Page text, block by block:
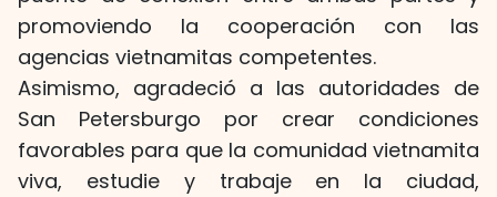
promoviendo la cooperación con las
agencias vietnamitas competentes.
Asimismo, agradeció a las autoridades de
San Petersburgo por crear condiciones
favorables para que la comunidad vietnamita
viva, estudie y trabaje en la ciudad,